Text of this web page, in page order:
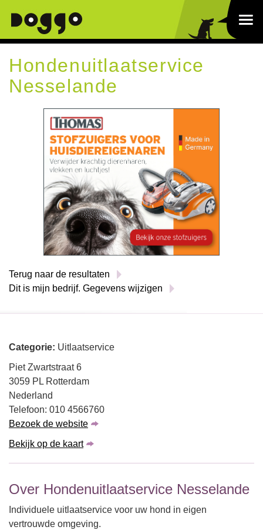
Hondenuitlaatservice
Nesselande
Terug naar de resultaten
Dit is mijn bedrijf. Gegevens wijzigen
Categorie: Uitlaatservice
Piet Zwartstraat 6
3059 PL Rotterdam
Nederland
Telefoon: 010 4566760
Bezoek de website
Bekijk op de kaart
Over Hondenuitlaatservice Nesselande
Individuele uitlaatservice voor uw hond in eigen
vertrouwde omgeving.